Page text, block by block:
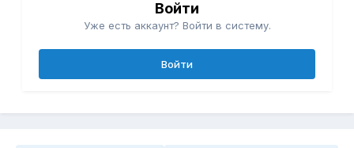
Войти
Уже есть аккаунт? Войти в систему.
Войти